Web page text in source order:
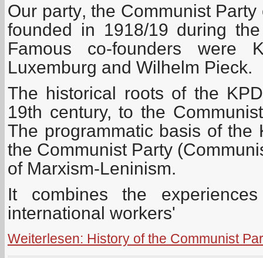
Our party, the Communist
founded in 1918/19 during
Famous co-founders were
Luxemburg and Wilhelm Pieck.
The historical roots of the
19th century, to the
The programmatic basis of the
the Communist Party
of Marxism-Leninism.
It combines the
international workers'
Weiterlesen: History of the Communist